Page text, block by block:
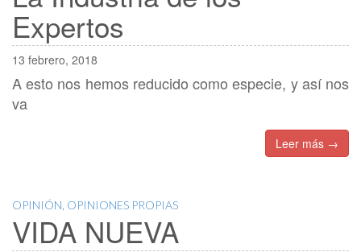
Expertos
13 febrero, 2018
A esto nos hemos reducido como especie, y así nos
va
Leer más →
OPINIÓN OPINIONES PROPIAS
VIDA NUEVA